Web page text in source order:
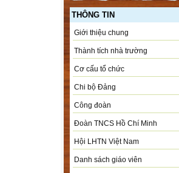
THÔNG TIN
Giới thiệu chung
Thành tích nhà trường
Cơ cấu tổ chức
Chi bộ Đảng
Công đoàn
Đoàn TNCS Hồ Chí Minh
Hội LHTN Việt Nam
Danh sách giáo viên